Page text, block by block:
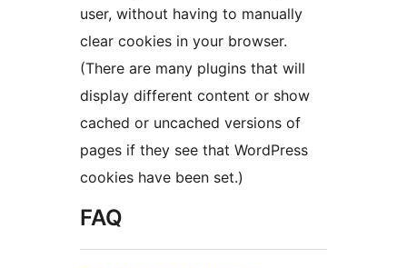
user, without having to manually
clear cookies in your browser.
(There are many plugins that will
display different content or show
cached or uncached versions of
pages if they see that WordPress
cookies have been set.)
FAQ